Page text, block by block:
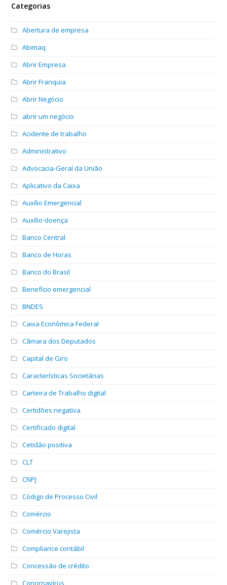
Categorias
Abertura de empresa
Abimaq
Abrir Empresa
Abrir Franquia
Abrir Negócio
abrir um negócio
Acidente de trabalho
Administrativo
Advocacia-Geral da União
Aplicativo da Caixa
Auxílio Emergencial
Auxílio-doença
Banco Central
Banco de Horas
Banco do Brasil
Benefício emergencial
BNDES
Caixa Econômica Federal
Câmara dos Deputados
Capital de Giro
Características Societárias
Carteira de Trabalho digital
Certidões negativa
Certificado digital
Cetidão positiva
CLT
CNPJ
Código de Processo Civil
Comércio
Comércio Varejista
Compliance contábil
Concessão de crédito
Conornavírus